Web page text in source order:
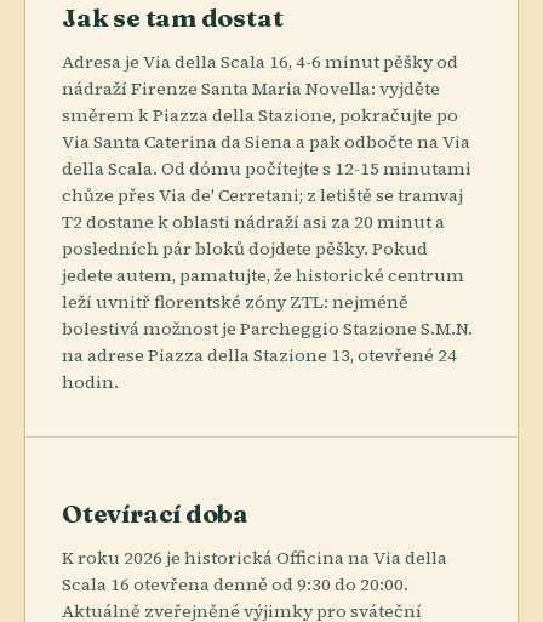
Jak se tam dostat
Adresa je Via della Scala 16, 4-6 minut pěšky od
nádraží Firenze Santa Maria Novella: vyjděte
směrem k Piazza della Stazione, pokračujte po
Via Santa Caterina da Siena a pak odbočte na Via
della Scala. Od dómu počítejte s 12-15 minutami
chůze přes Via de' Cerretani; z letiště se tramvaj
T2 dostane k oblasti nádraží asi za 20 minut a
posledních pár bloků dojdete pěšky. Pokud
jedete autem, pamatujte, že historické centrum
leží uvnitř florentské zóny ZTL: nejméně
bolestivá možnost je Parcheggio Stazione S.M.N.
na adrese Piazza della Stazione 13, otevřené 24
hodin.
Otevírací doba
K roku 2026 je historická Officina na Via della
Scala 16 otevřena denně od 9:30 do 20:00.
Aktuálně zveřejněné výjimky pro sváteční